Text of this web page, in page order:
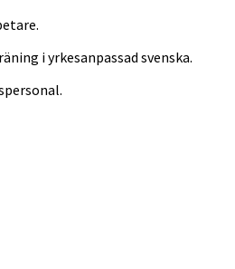
i yrkesanpassad svenska.